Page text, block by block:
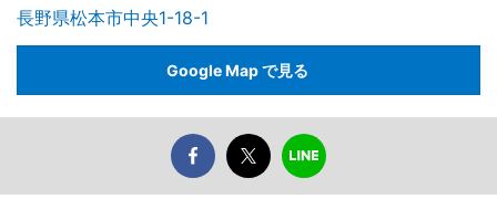
長野県松本市中央1-18-1
Google Map で見る